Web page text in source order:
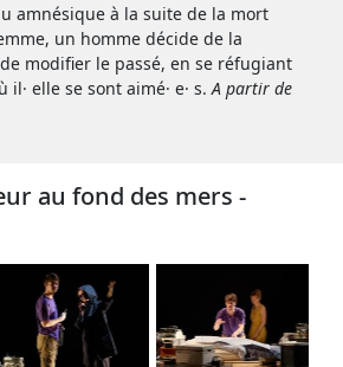
amnésique à la suite de la mort
un homme décide de la
modifier le passé, en se réfugiant
il· elle se sont aimé· e· s. A partir de
au fond des mers -